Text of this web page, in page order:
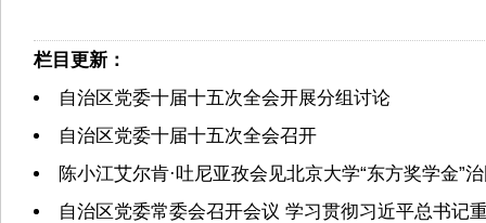
栏目更新：
自治区党委十届十五次全会开展分组讨论
自治区党委十届十五次全会召开
陈小江艾尔肯·吐尼亚孜会见北京大学“东方奖学金”
自治区党委常委会召开会议 学习贯彻习近平总书记